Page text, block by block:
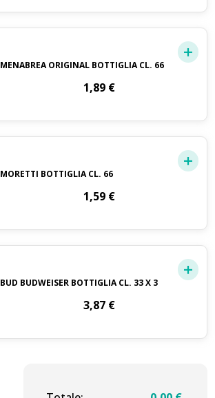
MENABREA ORIGINAL BOTTIGLIA CL. 66
1,89 €
MORETTI BOTTIGLIA CL. 66
1,59 €
BUD BUDWEISER BOTTIGLIA CL. 33 X 3
3,87 €